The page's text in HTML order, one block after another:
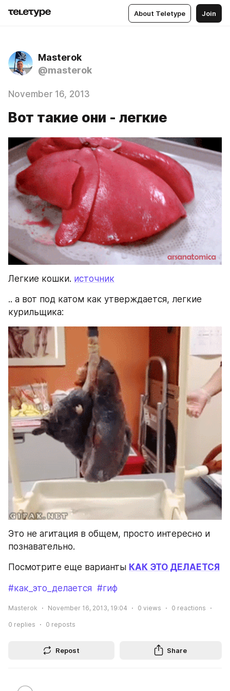
About Teletype Join
Masterok
@masterok
November 16, 2013
Вот такие они - легкие
Легкие кошки. источник
.. а вот под катом как утверждается, легкие
курильщика:
Это не агитация в общем, просто интересно и
познавательно.
Посмотрите еще варианты КАК ЭТО ДЕЛАЕТСЯ
#как_это_делается #гиф
Masterok November 16, 2013, 19:04 0 views 0 reactions
0 replies 0 reposts
Repost Share